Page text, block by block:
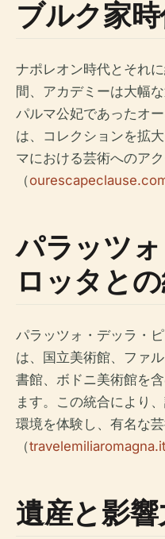
ブルク家
ナポレオン時代とそれ
間、アカデミーは大幅
パルマ公妃であったオ
は、コレクションを拡
マにおける芸術へのア
（
パラッツ
ロッタと
パラッツォ・デッラ・
は、国立美術館、ファ
書館、ボドニ美術館を
ます。この統合により
環境を体験し、有名な
（travelemiliaromagna.it
遺産と影響